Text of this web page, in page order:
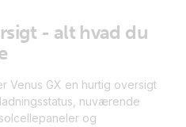
- alt hvad du
Venus GX en hurtig oversigt
nuværende
og